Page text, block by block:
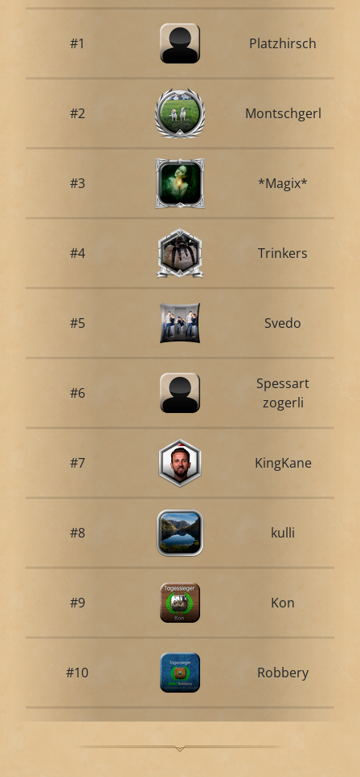
#1 Platzhirsch
#2 Montschgerl
#3 *Magix*
#4 Trinkers
#5 Svedo
#6
Spessart
zogerli
#7 KingKane
#8 kulli
#9 Kon
#10 Robbery